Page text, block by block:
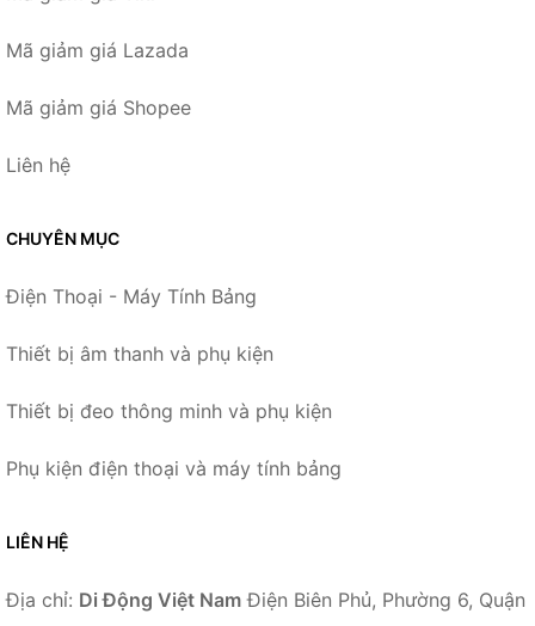
Mã giảm giá Lazada
Mã giảm giá Shopee
Liên hệ
CHUYÊN MỤC
Điện Thoại - Máy Tính Bảng
Thiết bị âm thanh và phụ kiện
Thiết bị đeo thông minh và phụ kiện
Phụ kiện điện thoại và máy tính bảng
LIÊN HỆ
Địa chỉ: Di Động Việt Nam Điện Biên Phủ, Phường 6, Quận